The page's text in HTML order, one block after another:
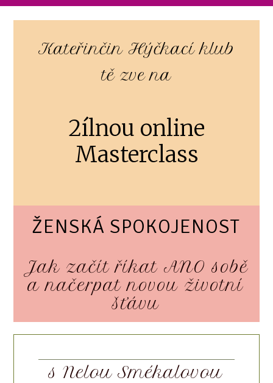
Kateřinčin Hýčkací klub
tě zve na
2ílnou online
Masterclass
ŽENSKÁ SPOKOJENOST
Jak začít říkat ANO sobě
a načerpat novou životní
šťávu
s Nelou Smékalovou